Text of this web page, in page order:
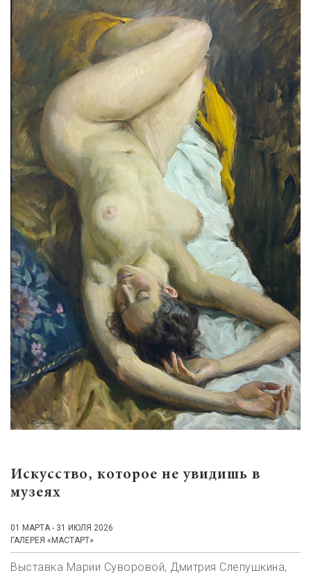
Искусство, которое не увидишь в
музеях
01 МАРТА - 31 ИЮЛЯ 2026
ГАЛЕРЕЯ «МАСТАРТ»
Выставка Марии Суворовой, Дмитрия Слепушкина,